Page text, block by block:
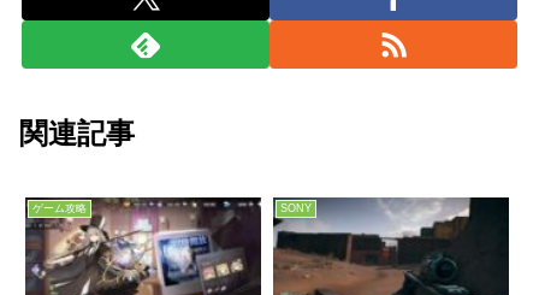
関連記事
ゲーム攻略 SONY